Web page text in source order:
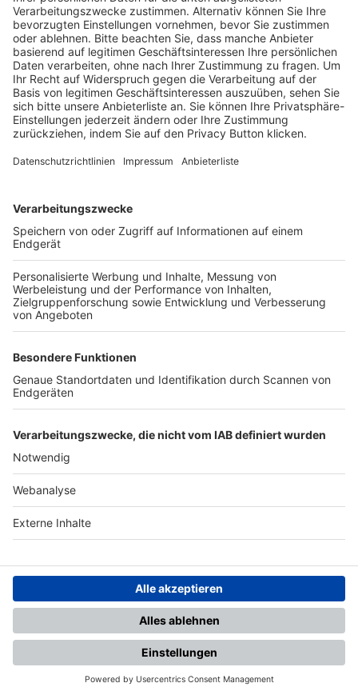
Schulungsangebot Vereinsmitarbeiter
BFV-Geschäftsstellen
Trainerbörse
Login SpielPlus
FOLGE DEM BFV
TOP-VEREINE
TOP-PARTNER
Nutzungsbedingungen Datenschutz Impressum